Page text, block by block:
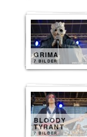
GRIMA
7 BILDER
BLOODY
TYRANT
7 BILDER